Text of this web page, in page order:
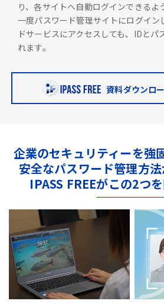
り、各サイトへ自動ログインできるよ
一度パスワード管理サイトにログイン
ドサービスにアクセスしても、IDとパ
れます。
資料ダウンロ
企業のセキュリティーを強
安全なパスワード管理方
IPASS FREEがこの2つ